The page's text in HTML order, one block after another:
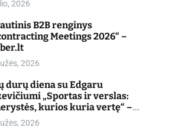
2026
B2B renginys
Meetings 2026“ –
2026
durų diena su Edgaru
„Sportas ir verslas:
kurios kuria vertę“ –
2026